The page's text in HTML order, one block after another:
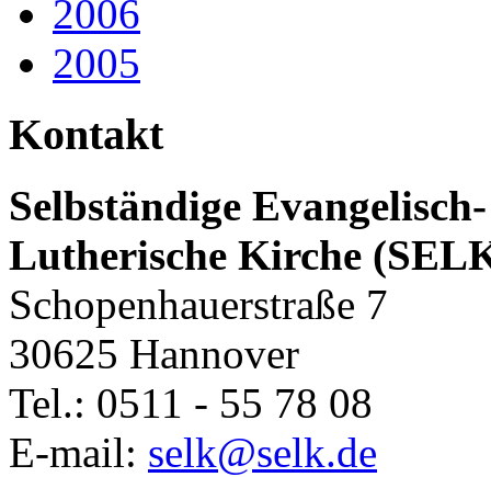
2006
2005
Kontakt
Selbständige Evangelisch-
Lutherische Kirche
Schopenhauerstraße 7
30625 Hannover
Tel.: 0511 - 55 78 08
E-mail: selk@selk.de